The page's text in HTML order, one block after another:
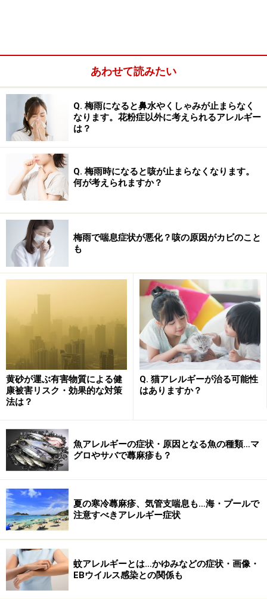
のではありません。当サイトで提供する情報に基づいて被ったい
かなる損害についても、当社、各ガイド、その他当社と契約した
情報提供者は一切の責任を負いかねます。
免責事項
あわせて読みたい
Q. 梅雨になると鼻水やくしゃみが止まらなく
なります。花粉症以外に考えられるアレルギー
は？
Q. 梅雨時になると咳が止まらなくなります。
何が考えられますか？
梅雨で喘息症状が悪化？咳の原因がカビのこと
も
黄砂が運ぶ有害物質による健
康被害リスク・効果的な対策
法は？
Q. 猫アレルギーが治る可能性
はありますか？
魚アレルギーの症状・原因となる魚の種類…マ
グロやサバで蕁麻疹も？
夏の寒冷蕁麻疹、気管支喘息も…海・プールで
注意すべきアレルギー症状
蚊アレルギーとは…かゆみなどの症状・画像・
EBウイルス感染との関係も